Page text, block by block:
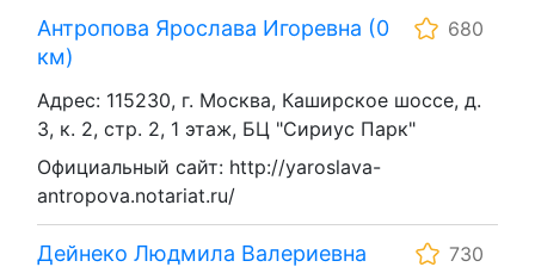
Антропова Ярослава Игоревна (0
км)
680
Адрес: 115230, г. Москва, Каширское шоссе, д.
3, к. 2, стр. 2, 1 этаж, БЦ "Сириус Парк"
Официальный сайт: http://yaroslava-
antropova.notariat.ru/
Дейнеко Людмила Валериевна
730